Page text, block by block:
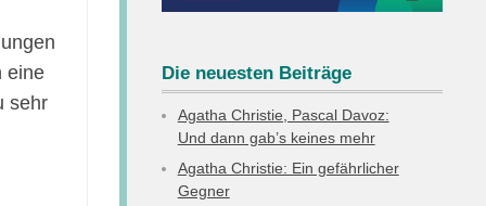
eine
sehr
Die neuesten Beiträge
Agatha Christie, Pascal Davoz:
Und dann gab’s keines mehr
Agatha Christie: Ein gefährlicher
Gegner